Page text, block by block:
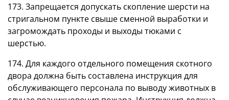
173. Запрещается допускать скопление шерсти на
стригальном пункте свыше сменной выработки и
загромождать проходы и выходы тюками с
шерстью.
174. Для каждого отдельного помещения скотного
двора должна быть составлена инструкция для
обслуживающего персонала по выводу животных в